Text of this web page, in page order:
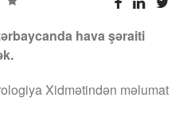
hava şəraiti
Xidmətindən məlumat